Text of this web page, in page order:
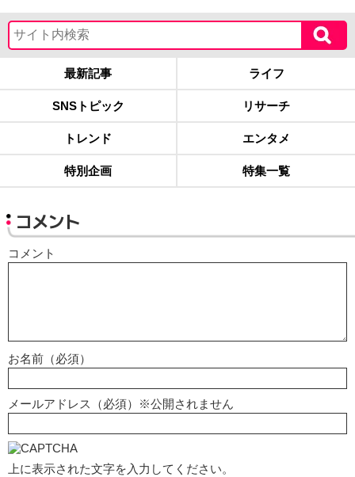
最新記事 ライフ
SNSトピック リサーチ
トレンド エンタメ
特別企画 特集一覧
コメント
コメント
お名前（必須）
メールアドレス（必須）※公開されません
上に表示された文字を入力してください。